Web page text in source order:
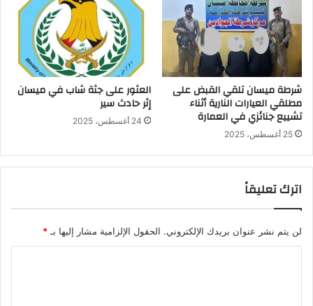
شرطة ميسان تلقي القبض على
مطلقي العيارات النارية أثناء
تشييع جنائزي في العمارة
25 أغسطس، 2025
العثور على جثة شاب في ميسان
إثر حادث سير
24 أغسطس، 2025
اترك تعليقاً
لن يتم نشر عنوان بريدك الإلكتروني. الحقول الإلزامية مشار إليها بـ *